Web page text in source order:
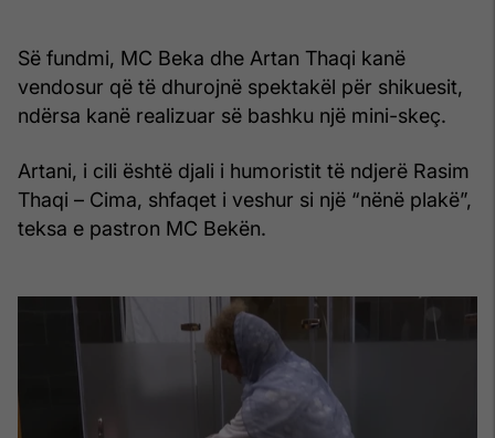
Së fundmi, MC Beka dhe Artan Thaqi kanë
vendosur që të dhurojnë spektakël për shikuesit,
ndërsa kanë realizuar së bashku një mini-skeç.
Artani, i cili është djali i humoristit të ndjerë Rasim
Thaqi – Cima, shfaqet i veshur si një “nënë plakë”,
teksa e pastron MC Bekën.